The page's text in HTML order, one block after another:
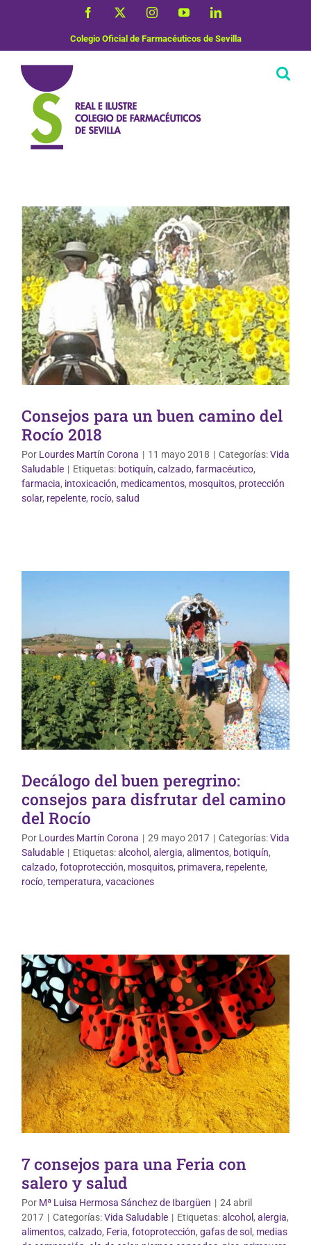
Facebook InstagramYouTubeLinkedIn
Colegio Oficial de Farmacéuticos de Sevilla
Consejos para un buen camino del
Rocío 2018
Por Lourdes Martín Corona | 11 mayo 2018 | Categorías:Vida
Saludable | Etiquetas: botiquín, calzado, farmacéutico,
farmacia, intoxicación, medicamentos, mosquitos, protección
solar, repelente, rocío, salud
Vida Saludable
Decálogo del buen peregrino:
consejos para disfrutar del camino
del Rocío
Por Lourdes Martín Corona | 29 mayo 2017 | Categorías:Vida
Saludable | Etiquetas:alcohol, alergia, alimentos, botiquín,
calzado, fotoprotección, mosquitos, primavera, repelente,
rocío, temperatura, vacaciones
Vida Saludable
7 consejos para una Feria con
salero y salud
Por Mª Luisa Hermosa Sánchez de Ibargüen | 24 abril
2017 | Categorías:Vida Saludable | Etiquetas:alcohol, alergia,
alimentos, calzado, Feria, fotoprotección, gafas de sol, medias